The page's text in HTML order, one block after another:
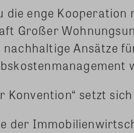
die enge Kooperation
Großer
Ansätze
Konvention“ setzt
der